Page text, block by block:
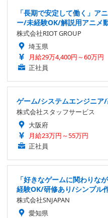
「長期で安定して働く」ア
ー/未経験OK/解説用アニメ
株式会社RIOT GROUP
埼玉県
月給29万4,400円～60万円
正社員
ゲーム/システムエンジニ
株式会社スタッフサービス
大阪府
月給23万円～55万円
正社員
「好きなゲームに関わりな
経験OK/研修あり/シンプル
株式会社SNJAPAN
愛知県